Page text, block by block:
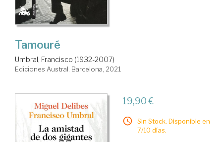
Tamouré
Umbral, Francisco (1932-2007)
Ediciones Austral. Barcelona, 2021
19,90 €
Sin Stock. Disponible en
7/10 días.